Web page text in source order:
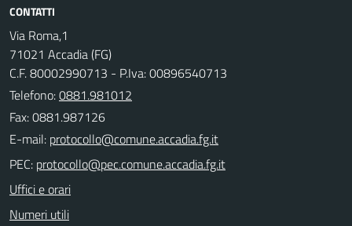
CONTATTI
Via Roma,1
71021 Accadia (FG)
C.F. 80002990713 - P.Iva: 00896540713
Telefono:0881.981012
Fax: 0881.987126
E-mail:
PEC:
Uffici e orari
Numeri utili